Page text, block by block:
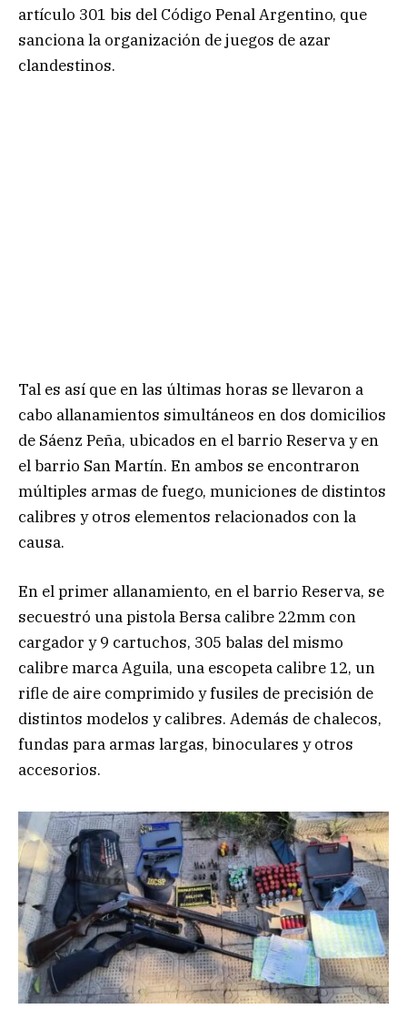
artículo 301 bis del Código Penal Argentino, que
sanciona la organización de juegos de azar
clandestinos.
Tal es así que en las últimas horas se llevaron a
cabo allanamientos simultáneos en dos domicilios
de Sáenz Peña, ubicados en el barrio Reserva y en
el barrio San Martín. En ambos se encontraron
múltiples armas de fuego, municiones de distintos
calibres y otros elementos relacionados con la
causa.
En el primer allanamiento, en el barrio Reserva, se
secuestró una pistola Bersa calibre 22mm con
cargador y 9 cartuchos, 305 balas del mismo
calibre marca Aguila, una escopeta calibre 12, un
rifle de aire comprimido y fusiles de precisión de
distintos modelos y calibres. Además de chalecos,
fundas para armas largas, binoculares y otros
accesorios.